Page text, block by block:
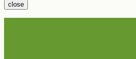
close